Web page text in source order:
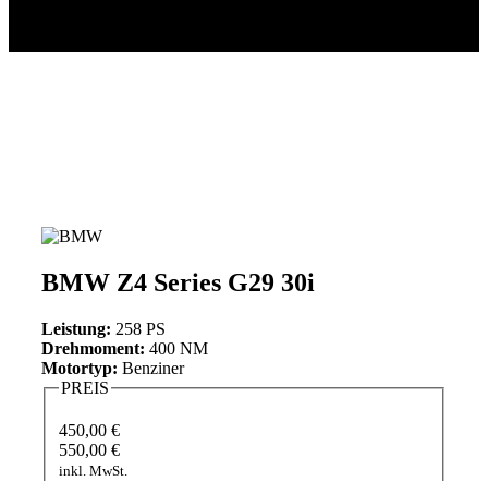
BMW Z4 Series G29 30i
Leistung: 258 PS
Drehmoment: 400 NM
Motortyp: Benziner
PREIS
450,00 €
550,00 €
inkl. MwSt.